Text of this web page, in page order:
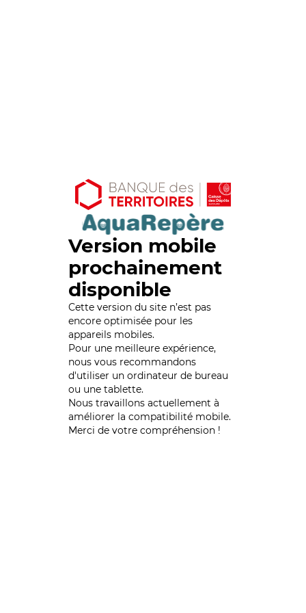
Version mobile
prochainement
disponible
Cette version du site n’est pas
encore optimisée pour les
appareils mobiles.
Pour une meilleure expérience,
nous vous recommandons
d'utiliser un ordinateur de bureau
ou une tablette.
Nous travaillons actuellement à
améliorer la compatibilité mobile.
Merci de votre compréhension !